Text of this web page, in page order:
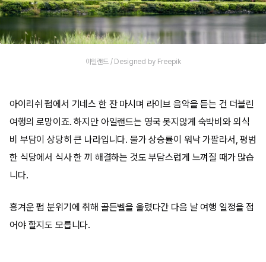
아일랜드 / Designed by Freepik
아이리쉬 펍에서 기네스 한 잔 마시며 라이브 음악을 듣는 건 더블린
여행의 로망이죠. 하지만 아일랜드는 영국 못지않게 숙박비와 외식
비 부담이 상당히 큰 나라입니다. 물가 상승률이 워낙 가팔라서, 평범
한 식당에서 식사 한 끼 해결하는 것도 부담스럽게 느껴질 때가 많습
니다.
흥겨운 펍 분위기에 취해 골든벨을 울렸다간 다음 날 여행 일정을 접
어야 할지도 모릅니다.